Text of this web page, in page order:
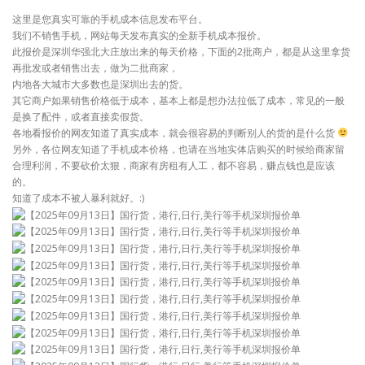
这里是您真实可靠的手机成本信息发布平台。
我们不销售手机，网站每天发布真实的全新手机成本报价。
此报价是深圳华强北大庄放出来的每天价格，下面的2批商户，都是从这里拿货
再批发或者销售出去，做为二批商家，
内地各大城市大多数也是深圳出去的货。
其它商户如果销售价格低于成本，基本上都是想办法拉低了成本，常见的一般
是换了配件，或者直接卖假货。
各地看报价的网友知道了真实成本，就会很容易的判断别人的货的是什么货
另外，各位网友知道了手机成本价格，也请在当地实体店购买的时候给商家留
合理利润，不要砍价太狠，商家有房租有人工，都不容易，赚点钱也是应该
的。
知道了成本不被人暴利就好。:)